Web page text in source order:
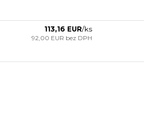
113,16 EUR/ks
92,00 EUR bez DPH